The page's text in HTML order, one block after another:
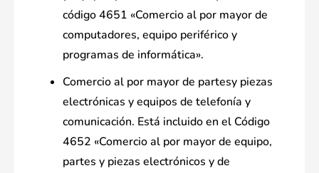
código 4651 «Comercio al por mayor de
computadores, equipo periférico y
programas de informática».
Comercio al por mayor de partesy piezas
electrónicas y equipos de telefonía y
comunicación. Está incluido en el Código
4652 «Comercio al por mayor de equipo,
partes y piezas electrónicos y de